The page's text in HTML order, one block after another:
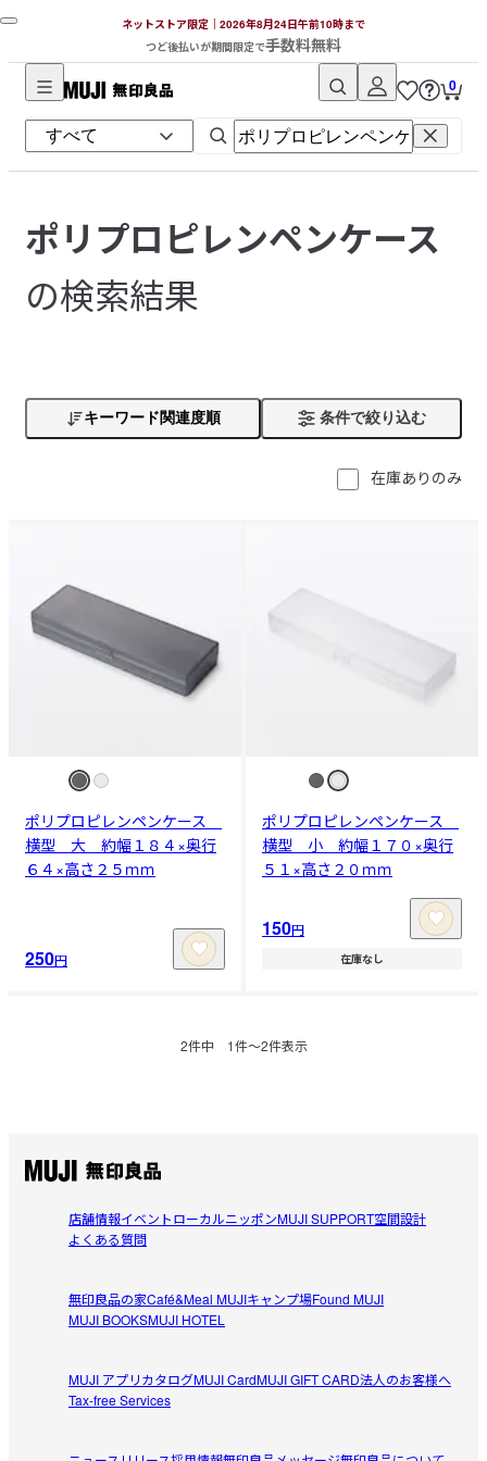
ネットストア限定｜2026年8月24日午前10時まで
つど後払いが期間限定で手数料無料
無
印
良
ネ
ッ
ト
ス
0
ポリプロピレンペンケース
の検索結果
キーワード関連度順 条件で絞り込む
在庫ありのみ
ポリプロピレンペンケース
横型 大 約幅１８４×奥行
６４×高さ２５ｍｍ
250円
ポリプロピレンペンケース
横型 小 約幅１７０×奥行
５１×高さ２０ｍｍ
150円
在庫なし
2件中 1件〜2件表示
店舗情報イベントローカルニッポンMUJI SUPPORT空間設計
よくある質問
無印良品の家Café&Meal MUJIキャンプ場Found MUJI
MUJI BOOKSMUJI HOTEL
MUJI アプリカタログMUJI CardMUJI GIFT CARD法人のお客様へ
Tax-free Services